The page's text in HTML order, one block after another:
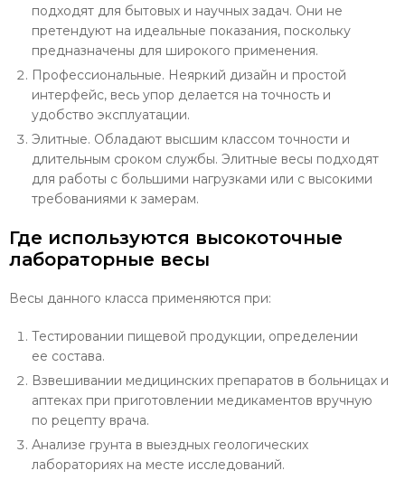
подходят для бытовых и научных задач. Они не
претендуют на идеальные показания, поскольку
предназначены для широкого применения.
Профессиональные. Неяркий дизайн и простой
интерфейс, весь упор делается на точность и
удобство эксплуатации.
Элитные. Обладают высшим классом точности и
длительным сроком службы. Элитные весы подходят
для работы с большими нагрузками или с высокими
требованиями к замерам.
Где используются высокоточные
лабораторные весы
Весы данного класса применяются при:
Тестировании пищевой продукции, определении
ее состава.
Взвешивании медицинских препаратов в больницах и
аптеках при приготовлении медикаментов вручную
по рецепту врача.
Анализе грунта в выездных геологических
лабораториях на месте исследований.